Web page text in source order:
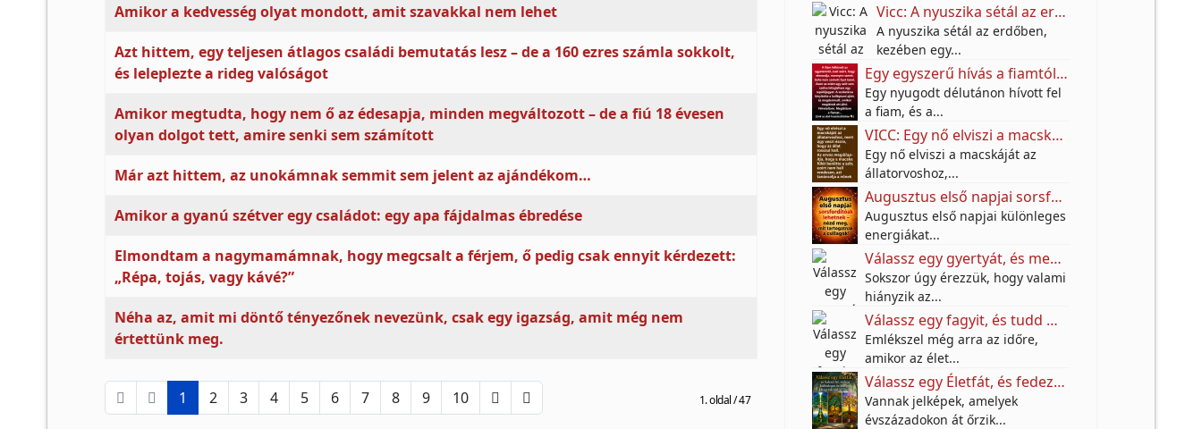
Amikor a kedvesség olyat mondott, amit szavakkal nem lehet
Azt hittem, egy teljesen átlagos családi bemutatás lesz – de a 160 ezres számla sokkolt,
és leleplezte a rideg valóságot
Amikor megtudta, hogy nem ő az édesapja, minden megváltozott – de a fiú 18 évesen
olyan dolgot tett, amire senki sem számított
Már azt hittem, az unokámnak semmit sem jelent az ajándékom…
Amikor a gyanú szétver egy családot: egy apa fájdalmas ébredése
Elmondtam a nagymamámnak, hogy megcsalt a férjem, ő pedig csak ennyit kérdezett:
„Répa, tojás, vagy kávé?”
Néha az, amit mi döntő tényezőnek nevezünk, csak egy igazság, amit még nem
értettünk meg.
1. oldal / 47
1 2 3 4 5 6 7 8 9 10
Vicc: A nyuszika sétál az erdőben, kezében egy hatalmas szatyor.
A nyuszika sétál az erdőben,
kezében egy...
Egy egyszerű hívás a fiamtól arra késztetett, hogy meglátogassam, és többet jelentett, mint hittem
Egy nyugodt délutánon hívott fel
a fiam, és a...
VICC: Egy nő elviszi a macskáját az állatorvoshoz.
Egy nő elviszi a macskáját az
állatorvoshoz,...
Augusztus első napjai sorsfordítóak lehetnek – nézd meg, mit tartogatnak a csillagok!
Augusztus első napjai különleges
energiákat...
Válassz egy gyertyát, és megtudhatod: mi hiányzik most leginkább az életedből
Sokszor úgy érezzük, hogy valami
hiányzik az...
Válassz egy fagyit, és tudd meg, mire vágyik valójában a benned élő gyermek!
Emlékszel még arra az időre,
amikor az élet...
Válassz egy Életfát, és fedezd fel, milyen különleges örökséget hagytak rád az őseid
Vannak jelképek, amelyek
évszázadokon át őrzik...